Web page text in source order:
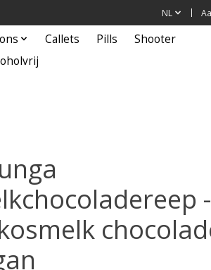
NL
Callets Pills
Shooter